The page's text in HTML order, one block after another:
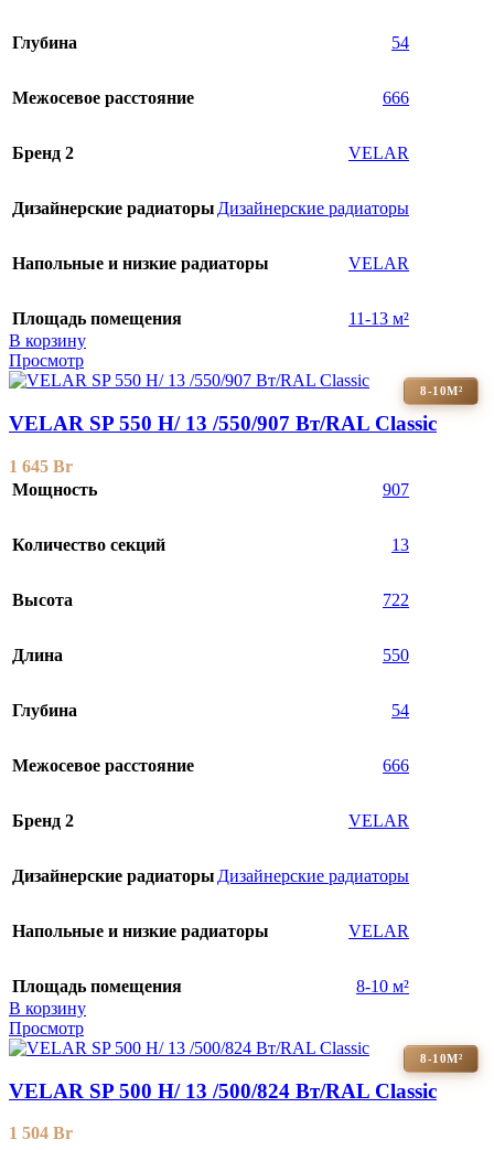
Глубина 54
Межосевое расстояние 666
Бренд 2 VELAR
Дизайнерские радиаторыДизайнерские радиаторы
Напольные и низкие радиаторы VELAR
Площадь помещения
11-13 м²
В корзину
Просмотр
8-10М²
VELAR SP 550 H/ 13 /550/907 Вт/RAL Classic
1 645 Br
Мощность
907
Количество секций 13
Высота 722
Длина 550
Глубина 54
Межосевое расстояние 666
Бренд 2 VELAR
Дизайнерские радиаторы Дизайнерские радиаторы
Напольные и низкие радиаторы VELAR
Площадь помещения
8-10 м²
В корзину
Просмотр
8-10М²
VELAR SP 500 H/ 13 /500/824 Вт/RAL Classic
1 504 Br